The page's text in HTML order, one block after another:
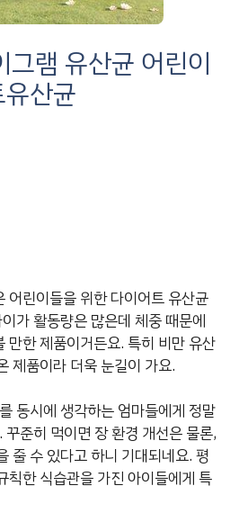
램 유산균 어린이
산균
어린이들을 위한 다이어트 유산균
가 활동량은 많은데 체중 때문에
만한 제품이거든요. 특히 비만 유산
제품이라 더욱 눈길이 가요.
동시에 생각하는 엄마들에게 정말
준히 먹이면 장 환경 개선은 물론,
줄 수 있다고 하니 기대되네요. 평
칙한 식습관을 가진 아이들에게 특